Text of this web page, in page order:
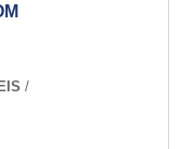
MP
sua
/